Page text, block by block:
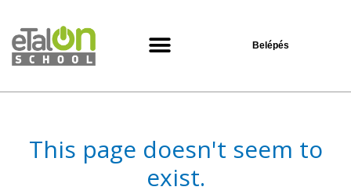
Belépés
This page doesn't seem to
exist.